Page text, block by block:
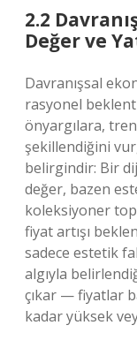
2.2
Değer ve
Davranışsal
rasyonel
önyargılara,
şekillendiğini
belirgindir: Bir
değer, bazen
koleksiyoner
fiyat artışı
sadece estetik
algıyla
çıkar — fiyatlar
kadar yüksek